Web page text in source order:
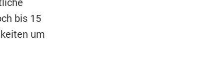
bis 15
um